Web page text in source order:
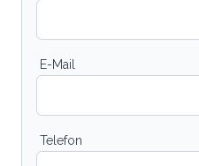
E-Mail
Telefon